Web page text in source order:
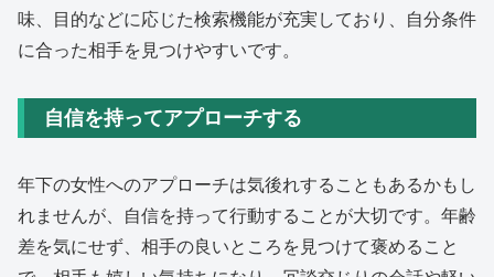
味、目的などに応じた検索機能が充実しており、自分条件
に合った相手を見つけやすいです。
自信を持ってアプローチする
年下の女性へのアプローチは気後れすることもあるかもし
れませんが、自信を持って行動することが大切です。年齢
差を気にせず、相手の良いところを見つけて褒めること